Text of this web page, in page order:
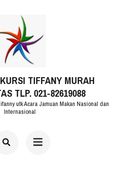
TIFFANY MURAH
TLP. 021-82619088
utk Acara Jamuan Makan Nasional dan
Internasional